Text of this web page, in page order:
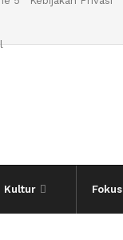
Kultur Fokus